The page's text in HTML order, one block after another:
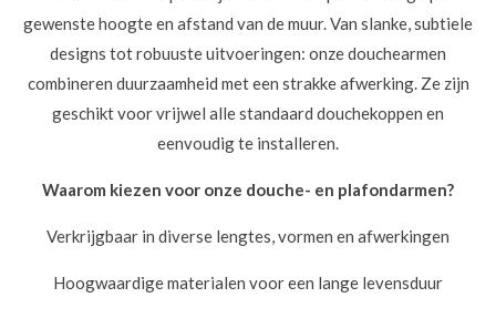
gewenste hoogte en afstand van de muur. Van slanke, subtiele
designs tot robuuste uitvoeringen: onze douchearmen
combineren duurzaamheid met een strakke afwerking. Ze zijn
geschikt voor vrijwel alle standaard douchekoppen en
eenvoudig te installeren.
Waarom kiezen voor onze douche- en plafondarmen?
Verkrijgbaar in diverse lengtes, vormen en afwerkingen
Hoogwaardige materialen voor een lange levensduur